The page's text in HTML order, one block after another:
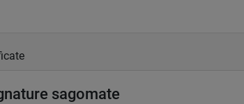
sagomate